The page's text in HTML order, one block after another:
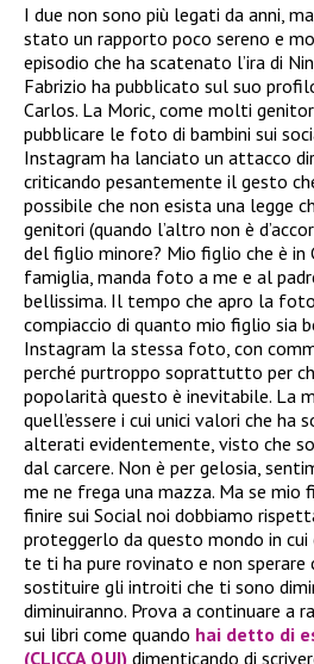
I due non sono più legati da anni,
stato un rapporto poco sereno e
episodio che ha scatenato l’ira di
Fabrizio ha pubblicato sul suo
Carlos. La Moric, come molti
pubblicare le foto di bambini sui
Instagram ha lanciato un attacco
criticando pesantemente il gesto
possibile che non esista una legge
genitori (quando l’altro non è
del figlio minore? Mio figlio che è in
famiglia, manda foto a me e al
bellissima. Il tempo che apro la
compiaccio di quanto mio figlio sia
Instagram la stessa foto, con
perché purtroppo soprattutto per
popolarità questo è inevitabile. La
quell’essere i cui unici valori che ha
alterati evidentemente, visto che
dal carcere. Non è per gelosia,
me ne frega una mazza. Ma se mio
finire sui Social noi dobbiamo
proteggerlo da questo mondo in
te ti ha pure rovinato e non sperare
sostituire gli introiti che ti sono
diminuiranno. Prova a continuare a
sui libri come quando hai detto di
(CLICCA QUI) dimenticando di